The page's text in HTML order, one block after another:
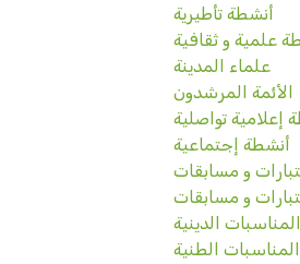
أنشطة تأطيرية
علمية و ثقافية
علماء المدينة
الأئمة المرشدون
إعلامية تواصلية
أنشطة إجتماعية
و مسابقات
و مسابقات
المناسبات الدينية
المناسبات الطنية